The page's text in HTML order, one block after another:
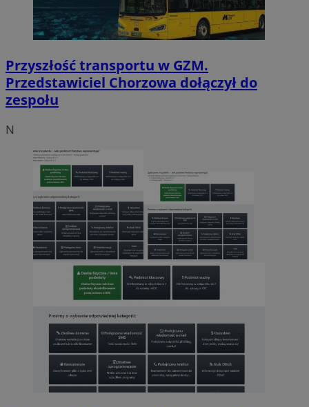
Przyszłość transportu w GZM.
Przedstawiciel Chorzowa dołączył do
zespołu
N